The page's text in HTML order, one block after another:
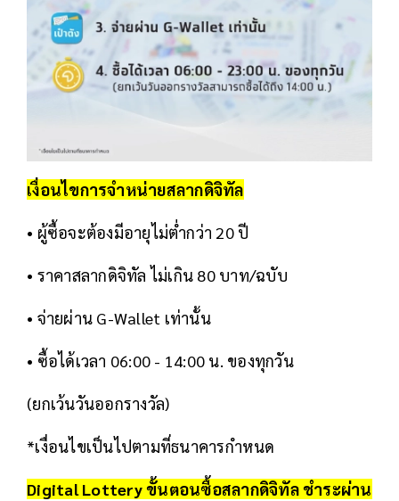
เงื่อนไขการจำหน่ายสลากดิจิทัล
• ผู้ซื้อจะต้องมีอายุไม่ต่ำกว่า 20 ปี
• ราคาสลากดิจิทัล ไม่เกิน 80 บาท/ฉบับ
• จ่ายผ่าน G-Wallet เท่านั้น
• ซื้อได้เวลา 06:00 - 14:00 น. ของทุกวัน
(ยกเว้นวันออกรางวัล)
*เงื่อนไขเป็นไปตามที่ธนาคารกำหนด
Digital Lottery ขั้นตอนซื้อสลากดิจิทัลชำระผ่าน